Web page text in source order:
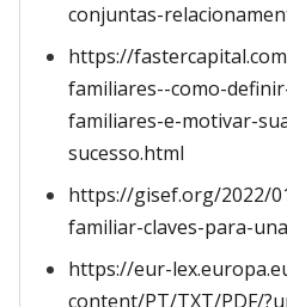
conjuntas-
https://
familiares--como-
familiares-e-motivar-
sucesso.html
https://gisef.org/2022/
familiar-claves-para-
https://eur-
content/PT/TXT/PDF/